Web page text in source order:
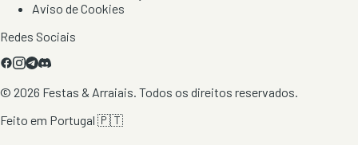
Aviso de Cookies
Redes Sociais
© 2026 Festas & Arraiais. Todos os direitos reservados.
Feito em Portugal 🇵🇹